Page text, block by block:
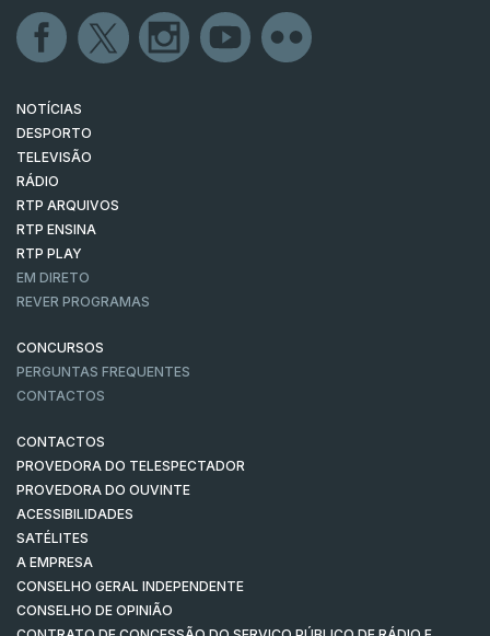
NOTÍCIAS
DESPORTO
TELEVISÃO
RÁDIO
RTP ARQUIVOS
RTP ENSINA
RTP PLAY
EM DIRETO
REVER PROGRAMAS
CONCURSOS
PERGUNTAS FREQUENTES
CONTACTOS
CONTACTOS
PROVEDORA DO TELESPECTADOR
PROVEDORA DO OUVINTE
ACESSIBILIDADES
SATÉLITES
A EMPRESA
CONSELHO GERAL INDEPENDENTE
CONSELHO DE OPINIÃO